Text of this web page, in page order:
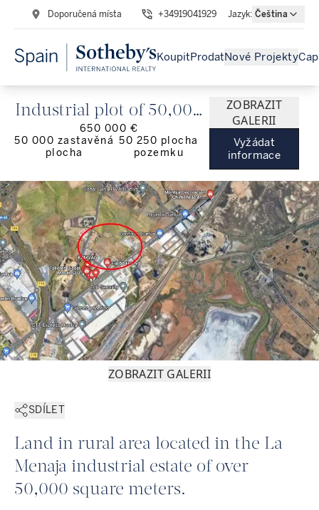
Doporučená místa +34919041929 Jazyk: Čeština
KoupitProdatNové Projekty
Industrial plot of 50,000
m² in La Menaja
Industrial Estate, Huelva
650 000 €
50 000 zastavěná
plocha
50 250 plocha
pozemku
ZOBRAZIT
GALERII
Vyžádat
informace
ZOBRAZIT GALERII
SDÍLET
Land in rural area located in the La
Menaja industrial estate of over
50,000 square meters.